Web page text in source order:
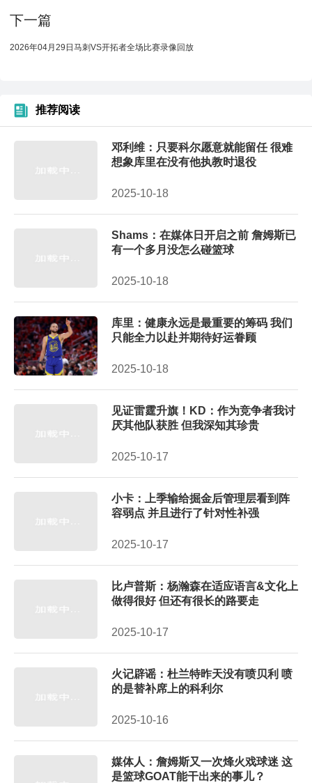
下一篇
2026年04月29日马刺VS开拓者全场比赛录像回放
推荐阅读
邓利维：只要科尔愿意就能留任 很难
想象库里在没有他执教时退役
2025-10-18
Shams：在媒体日开启之前 詹姆斯已
有一个多月没怎么碰篮球
2025-10-18
库里：健康永远是最重要的筹码 我们
只能全力以赴并期待好运眷顾
2025-10-18
见证雷霆升旗！KD：作为竞争者我讨
厌其他队获胜 但我深知其珍贵
2025-10-17
小卡：上季输给掘金后管理层看到阵
容弱点 并且进行了针对性补强
2025-10-17
比卢普斯：杨瀚森在适应语言&文化上
做得很好 但还有很长的路要走
2025-10-17
火记辟谣：杜兰特昨天没有喷贝利 喷
的是替补席上的科利尔
2025-10-16
媒体人：詹姆斯又一次烽火戏球迷 这
是篮球GOAT能干出来的事儿？